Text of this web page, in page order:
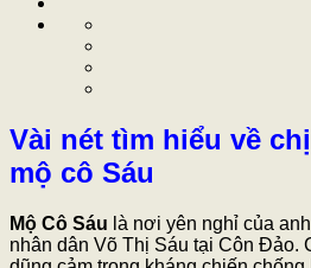
Vài nét tìm hiểu về
mộ cô Sáu
Mộ Cô Sáu là nơi yên nghỉ của
nhân dân Võ Thị Sáu tại Côn Đảo.